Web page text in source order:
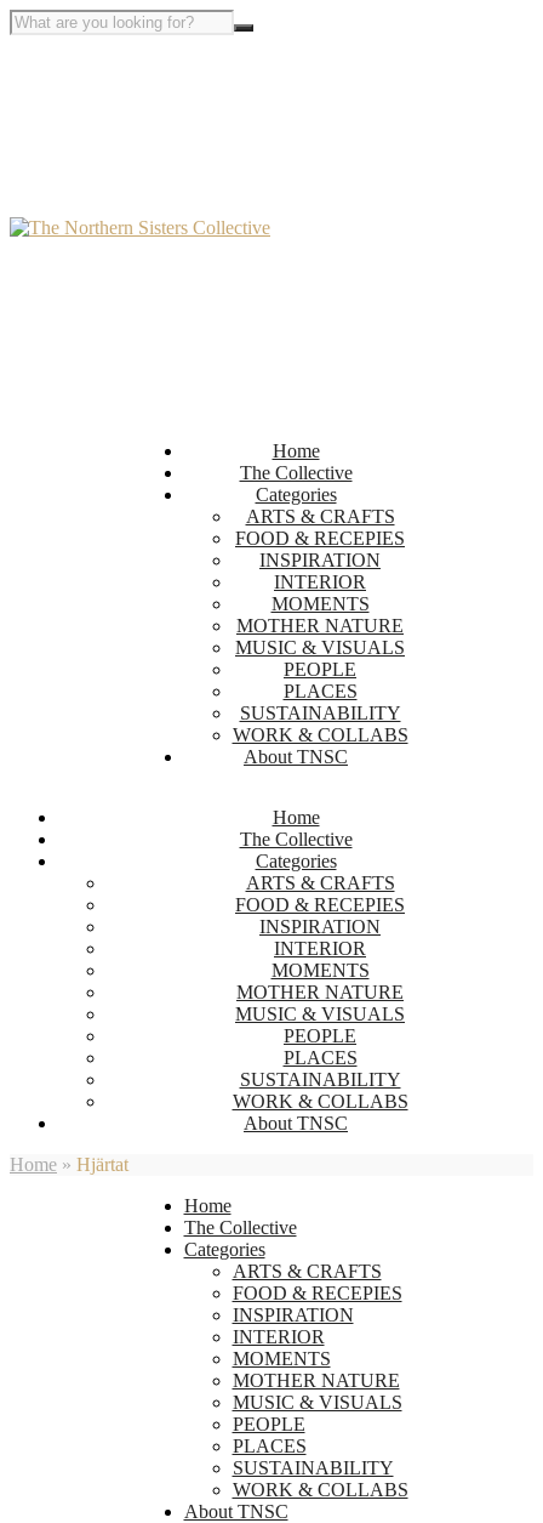
Home
The Collective
Categories
ARTS & CRAFTS
FOOD & RECEPIES
INSPIRATION
INTERIOR
MOMENTS
MOTHER NATURE
MUSIC & VISUALS
PEOPLE
PLACES
SUSTAINABILITY
WORK & COLLABS
About TNSC
Home
The Collective
Categories
ARTS & CRAFTS
FOOD & RECEPIES
INSPIRATION
INTERIOR
MOMENTS
MOTHER NATURE
MUSIC & VISUALS
PEOPLE
PLACES
SUSTAINABILITY
WORK & COLLABS
About TNSC
Home » Hjärtat
Home
The Collective
Categories
ARTS & CRAFTS
FOOD & RECEPIES
INSPIRATION
INTERIOR
MOMENTS
MOTHER NATURE
MUSIC & VISUALS
PEOPLE
PLACES
SUSTAINABILITY
WORK & COLLABS
About TNSC